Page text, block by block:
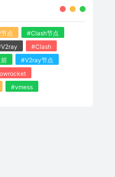
点
#Clash节点
#Clash
#V2ray节点
#vmess